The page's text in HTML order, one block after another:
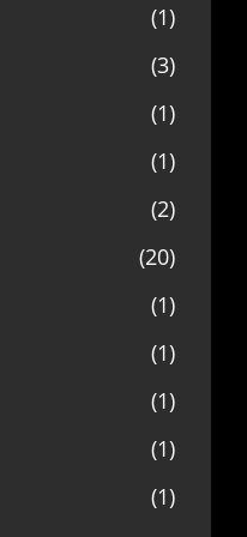
(1)
(3)
(1)
(1)
(2)
(20)
(1)
(1)
(1)
(1)
(1)